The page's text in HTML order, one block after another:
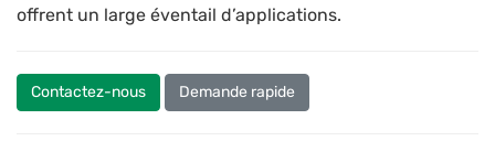
offrent un large éventail d’applications.
Contactez-nous Demande rapide